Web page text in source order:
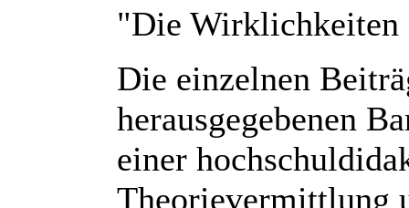
"Die Wirklichkeiten
Die einzelnen
herausgegebenen
einer
Theorievermittlung